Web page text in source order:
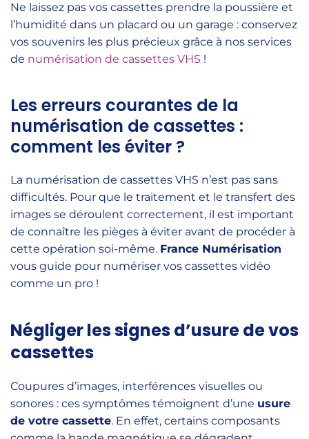
Ne laissez pas vos cassettes prendre la poussière et
l’humidité dans un placard ou un garage : conservez
vos souvenirs les plus précieux grâce à nos services
de numérisation de cassettes VHS !
Les erreurs courantes de la
numérisation de cassettes :
comment les éviter ?
La numérisation de cassettes VHS n’est pas sans
difficultés. Pour que le traitement et le transfert des
images se déroulent correctement, il est important
de connaître les pièges à éviter avant de procéder à
cette opération soi-même. France Numérisation
vous guide pour numériser vos cassettes vidéo
comme un pro !
Négliger les signes d’usure de vos
cassettes
Coupures d’images, interférences visuelles ou
sonores : ces symptômes témoignent d’une usure
de votre cassette. En effet, certains composants